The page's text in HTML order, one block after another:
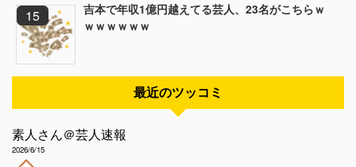
吉本で年収1億円越えてる芸人、23名がこちらｗ
ｗｗｗｗｗｗ
最近のツッコミ
素人さん＠芸人速報
2026/6/15